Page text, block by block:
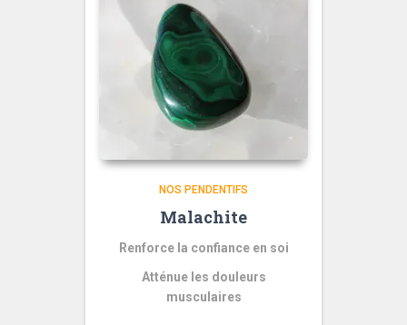
NOS PENDENTIFS
Malachite
Renforce la confiance en soi
Atténue les douleurs
musculaires